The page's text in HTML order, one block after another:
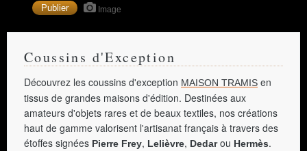
Image
Coussins d'Exception
Découvrez les coussins d'exception MAISON TRAMIS en
tissus de grandes maisons d'édition. Destinées aux
amateurs d'objets rares et de beaux textiles, nos créations
haut de gamme valorisent l'artisanat français à travers des
étoffes signées Pierre Frey, Lelièvre, Dedarou Hermès.